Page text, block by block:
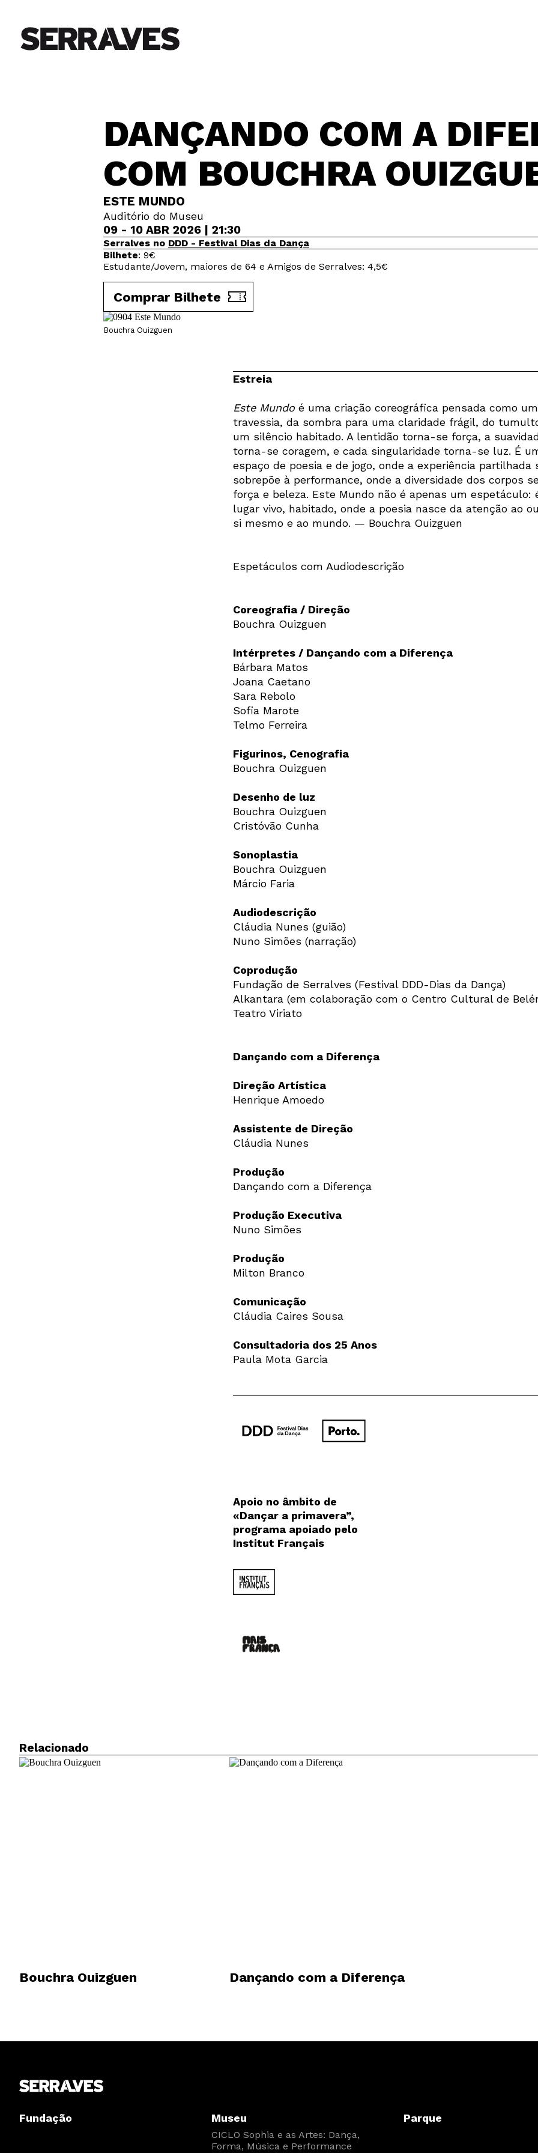
DANÇANDO COM A
COM BOUCHRA
ESTE MUNDO
Auditório do Museu
09 - 10 ABR 2026 | 21:30
Serralves no DDD - Festival Dias da Dança
Bilhete: 9€
Estudante/Jovem, maiores de 64 e Amigos de Serralves: 4,5€
Comprar Bilhete
Bouchra Ouizguen
Estreia
Este Mundoé uma criação coreográfica pensada como
travessia, da sombra para uma claridade frágil, do
um silêncio habitado. A lentidão torna-se força, a
torna-se coragem, e cada singularidade torna-se luz. É
espaço de poesia e de jogo, onde a experiência partilhada
sobrepõe à performance, onde a diversidade dos corpos
força e beleza. Este Mundo não é apenas um espetáculo:
lugar vivo, habitado, onde a poesia nasce da atenção ao
si mesmo e ao mundo. — Bouchra Ouizguen
Espetáculos com Audiodescrição
Coreografia / Direção
Bouchra Ouizguen
Intérpretes / Dançando com a Diferença
Bárbara Matos
Joana Caetano
Sara Rebolo
Sofia Marote
Telmo Ferreira
Figurinos, Cenografia
Bouchra Ouizguen
Desenho de luz
Bouchra Ouizguen
Cristóvão Cunha
Sonoplastia
Bouchra Ouizguen
Márcio Faria
Audiodescrição
Cláudia Nunes (guião)
Nuno Simões (narração)
Coprodução
Fundação de Serralves (Festival DDD-Dias da Dança)
Alkantara (em colaboração com o Centro Cultural de
Teatro Viriato
Dançando com a Diferença
Direção Artística
Henrique Amoedo
Assistente de Direção
Cláudia Nunes
Produção
Dançando com a Diferença
Produção Executiva
Nuno Simões
Produção
Milton Branco
Comunicação
Cláudia Caires Sousa
Consultadoria dos 25 Anos
Paula Mota Garcia
Apoio no âmbito de
«Dançar a primavera”,
programa apoiado pelo
Institut Français
Relacionado
Bouchra Ouizguen Dançando com a Diferença
Fundação Museu
CICLO Sophia e as Artes: Dança,
Forma, Música e Performance
Parque
Interesses